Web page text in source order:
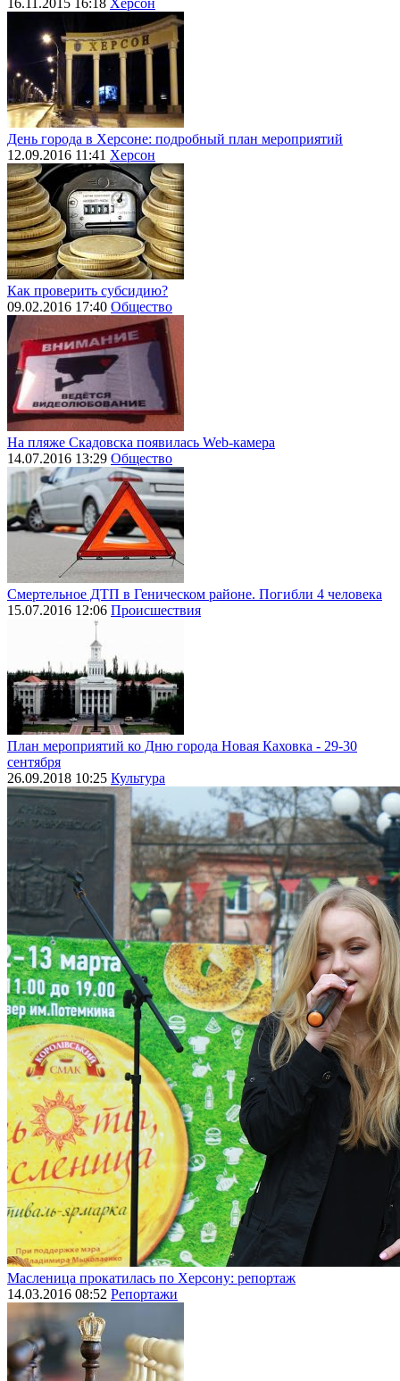
16.11.2015 16:18 Херсон
День города в Херсоне: подробный план мероприятий
12.09.2016 11:41 Херсон
Как проверить субсидию?
09.02.2016 17:40 Общество
На пляже Скадовска появилась Web-камера
14.07.2016 13:29 Общество
Смертельное ДТП в Геническом районе. Погибли 4 человека
15.07.2016 12:06 Происшествия
План мероприятий ко Дню города Новая Каховка - 29-30
сентября
26.09.2018 10:25 Культура
Масленица прокатилась по Херсону: репортаж
14.03.2016 08:52 Репортажи